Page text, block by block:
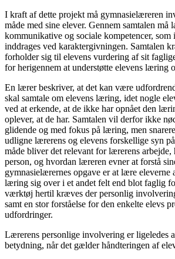
I kraft af dette projekt må gymnasie­læreren
måde med sine elever. Gennem samtalen må
kommunikative og sociale kompetencer, som
inddrages ved karaktergivningen. Samtalen
forholder sig til elevens vurdering af sit
for herigennem at understøtte elevens ­læring
En lærer beskriver, at det kan være
skal samtale om elevens læring, idet nogle
ved at erkende, at de ikke har opnået den
oplever, at de har. Samtalen vil derfor ikke
glidende og med fokus på læring, men
udligne lærerens og elevens forskellige syn
måde bliver det relevant for lærerens
person, og hvordan læreren evner at forstå
gymnasielærernes opgave er at lære eleverne
læring sig over i et andet felt end blot faglig
værktøj hertil kræves der personlig
samt en stor forståelse for den enkelte elevs
udfordringer.
Lærerens personlige involvering er ligeledes
betydning, når det gælder håndteringen af